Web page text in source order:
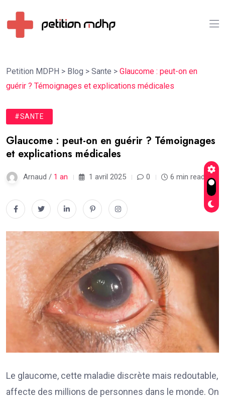
Petition MDPH > Blog > Sante > Glaucome : peut-on en
guérir ? Témoignages et explications médicales
#SANTE
Glaucome : peut-on en guérir ? Témoignages
et explications médicales
Arnaud / 1 an 1 avril 2025 0 6 min read
Le glaucome, cette maladie discrète mais redoutable,
affecte des millions de personnes dans le monde. On